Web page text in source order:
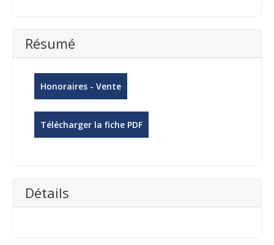
Résumé
Honoraires - Vente
Télécharger la fiche PDF
Détails